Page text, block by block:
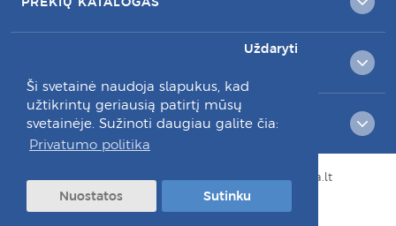
Ši svetainė naudoja slapukus, kad
užtikrintų geriausią patirtį mūsų
svetainėje. Sužinoti daugiau galite čia:
Privatumo politika
Uždaryti
Nuostatos Sutinku
RAŠYKITE MUMS:
© Visos teisės saugomos 2026 dantuprieziura.lt